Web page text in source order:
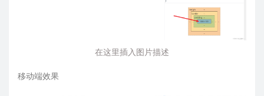
在这里插入图片描述
移动端效果